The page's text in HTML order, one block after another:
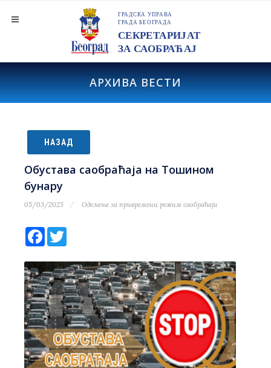
АРХИВА ВЕСТИ
НАЗАД
Обустава саобраћаја на Тошином
бунару
05/03/2025 Одељење за привремени режим саобраћаја
Facebook